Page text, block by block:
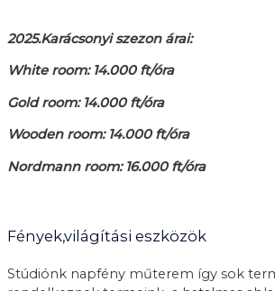
2025.Karácsonyi szezon árai:
White room: 14.000 ft/óra
Gold room: 14.000 ft/óra
Wooden room: 14.000 ft/óra
Nordmann room: 16.000 ft/óra
Fények,világítási eszközök
Stúdiónk napfény műterem így sok